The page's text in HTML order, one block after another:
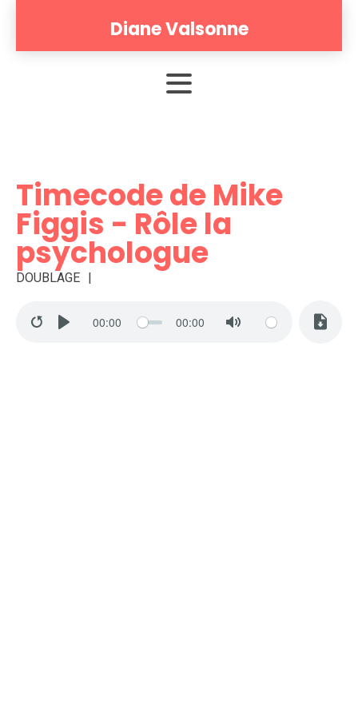
Diane Valsonne
Timecode de Mike
Figgis - Rôle la
psychologue
DOUBLAGE
00:00 00:00